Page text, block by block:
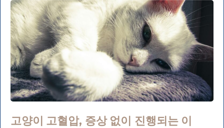
고양이 고혈압, 증상 없이 진행되는 이